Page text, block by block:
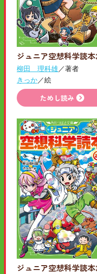
ジュニア空想科学読本
柳田 理科雄／著者
きっか／絵
ためし読み
ジュニア空想科学読本